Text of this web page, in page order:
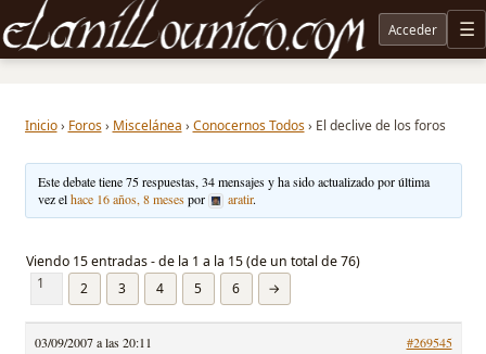
Noticias sobre Tolkien: El Señor de los Anillos, Los Anillos de Poder, La Caza de Gollum, la
Acceder
Inicio › Foros › Miscelánea › Conocernos Todos › El declive de los foros
Este debate tiene 75 respuestas, 34 mensajes y ha sido actualizado por última
vez elhace 16 años, 8 mesespor aratir.
Viendo 15 entradas - de la 1 a la 15 (de un total de 76)
1
2 3 4 5 6 →
03/09/2007 a las 20:11 #269545